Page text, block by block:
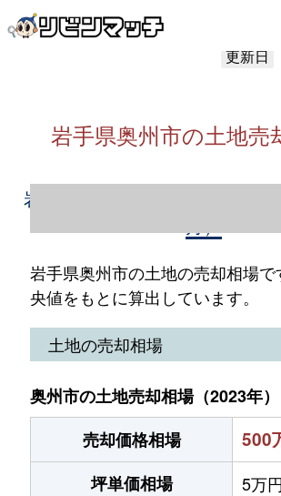
更新日
岩手県奥州市の土地売
岩手県奥州市の土地売却情報（
岩手県奥州市の土地の売却相場で
央値をもとに算出しています。
土地の売却相場
奥州市の土地売却相場（2023年）
売却価格相場
500
坪単価相場
5万円